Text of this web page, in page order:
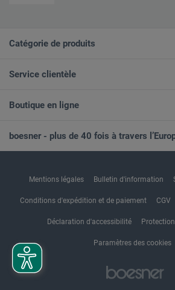
Catégorie de produits
Service clientèle
Boutique en ligne
boesner - plus de 40 fois à travers
Mentions légales Bulletin d'information
Conditions d'expédition et de paiement CGV
Déclaration d'accessibilité
Paramètres des cookies